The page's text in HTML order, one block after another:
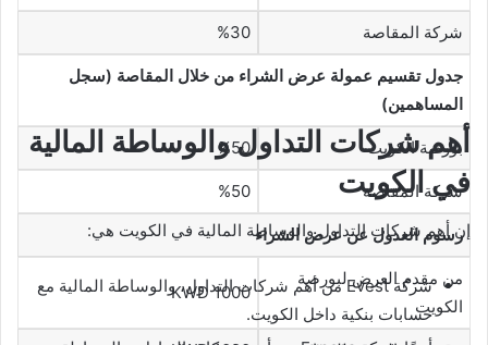
شركة المقاصة %30
جدول تقسيم عمولة عرض الشراء من خلال المقاصة (سجل
المساهمين)
بورصة الكويت %50
شركة المقاصة %50
رسوم العدول عن عرض الشراء
من مقدم العرض لبورصة
الكويت
KWD 1000
أهم شركات التداول والوساطة المالية
في الكويت
إن أهم شركات التداول والوساطة المالية في الكويت هي:
شركة Evest من أهم شركات التداول، والوساطة المالية مع
حسابات بنكية داخل الكويت.